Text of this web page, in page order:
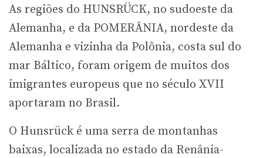
As regiões do HUNSRÜCK, no sudoeste da
Alemanha, e da POMERÂNIA, nordeste da
Alemanha e vizinha da Polônia, costa sul do
mar Báltico, foram origem de muitos dos
imigrantes europeus que no século XVII
aportaram no Brasil.
O Hunsrück é uma serra de montanhas
baixas, localizada no estado da Renânia-